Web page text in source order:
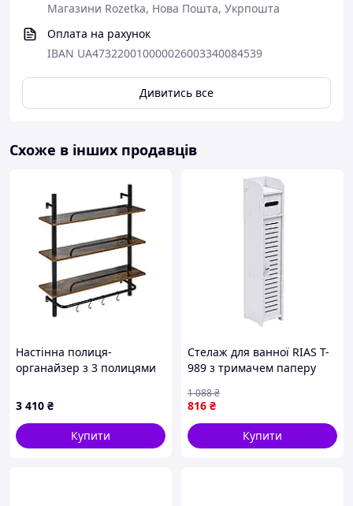
Магазини Rozetka, Нова Пошта, Укрпошта
Оплата на рахунок
IBAN UA473220010000026003340084539
Дивитись все
Схоже в інших продавців
Настінна полиця-
органайзер з 3 полицями
коричнева / чорна
3 410 ₴
Купити
Стелаж для ванної RIAS T-
989 з тримачем паперу
(3_08457)
816 ₴
1 088₴
Купити